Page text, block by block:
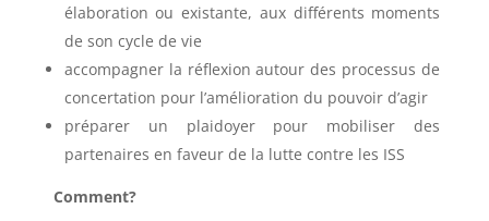
élaboration ou existante, aux différents moments
de son cycle de vie
accompagner la réflexion autour des processus de
concertation pour l’amélioration du pouvoir d’agir
préparer un plaidoyer pour mobiliser des
partenaires en faveur de la lutte contre les ISS
Comment?